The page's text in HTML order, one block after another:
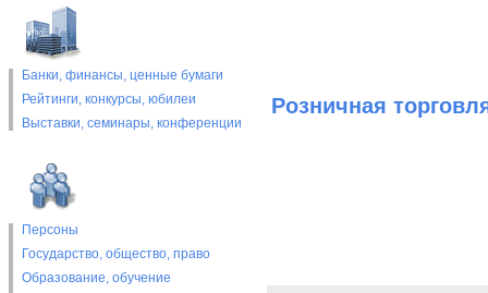
Банки, финансы, ценные бумаги
Рейтинги, конкурсы, юбилеи
Выставки, cеминары, конференции
Персоны
Государство, общество, право
Образование, обучение
Розничная